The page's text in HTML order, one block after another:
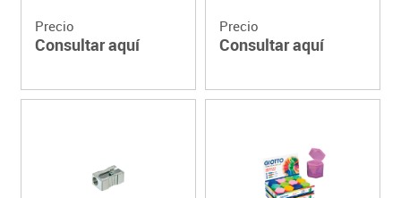
Precio
Consultar aquí
Precio
Consultar aquí